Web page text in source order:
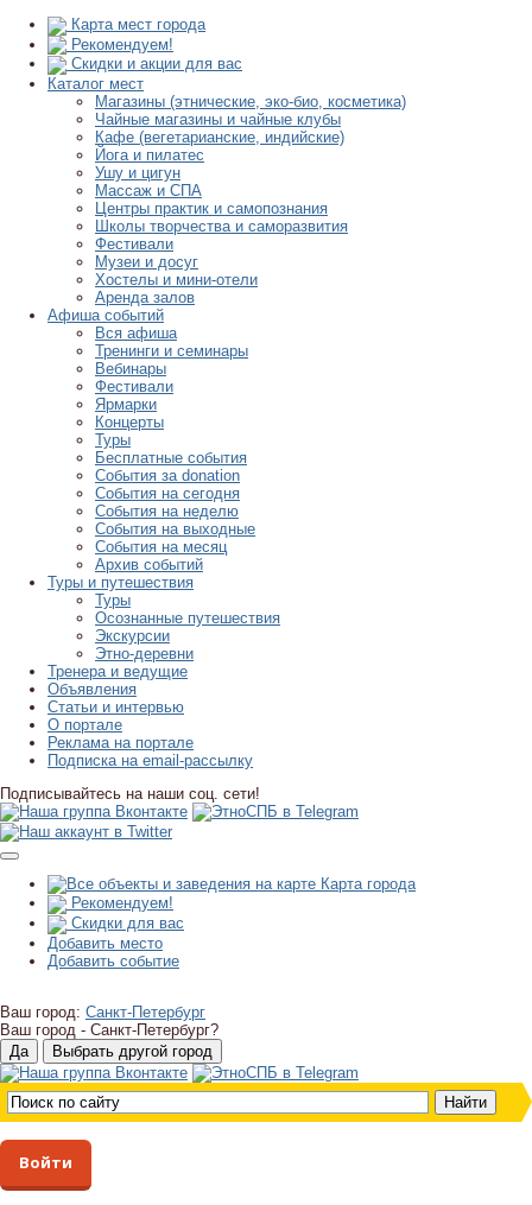
Карта мест города
Рекомендуем!
Скидки и акции для вас
Каталог мест
Магазины (этнические, эко-био, косметика)
Чайные магазины и чайные клубы
Кафе (вегетарианские, индийские)
Йога и пилатес
Ушу и цигун
Массаж и СПА
Центры практик и самопознания
Школы творчества и саморазвития
Фестивали
Музеи и досуг
Хостелы и мини-отели
Аренда залов
Афиша событий
Вся афиша
Тренинги и семинары
Вебинары
Фестивали
Ярмарки
Концерты
Туры
Бесплатные события
События за donation
События на сегодня
События на неделю
События на выходные
События на месяц
Архив событий
Туры и путешествия
Туры
Осознанные путешествия
Экскурсии
Этно-деревни
Тренера и ведущие
Объявления
Статьи и интервью
О портале
Реклама на портале
Подписка на email-рассылку
Подписывайтесь на наши соц. сети!
Карта города
Рекомендуем!
Скидки для вас
Добавить место
Добавить событие
Ваш город: Санкт-Петербург
Ваш город - Санкт-Петербург?
Войти